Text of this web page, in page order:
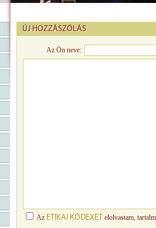
ÚJ HOZZÁSZÓLÁS
Az Ön neve:
Az ETIKAI KÓDEXET elolvastam,